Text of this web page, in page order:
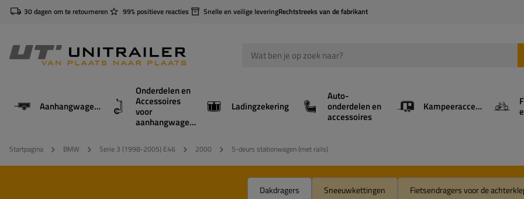
30 dagen om te retourneren 99% positieve reacties Snelle en veilige leveringRechtstreeks van de fabrikant
Aanhangwagens
Onderdelen en
Accessoires
voor
aanhangwagens
Ladingzekering
Auto-
onderdelen en
accessoires
Kampeeraccessoires
Startpagina BMW Serie 3 (1998-2005) E46 2000 5-deurs stationwagen (met rails)
Dakdragers Sneeuwkettingen Fietsendragers voor de